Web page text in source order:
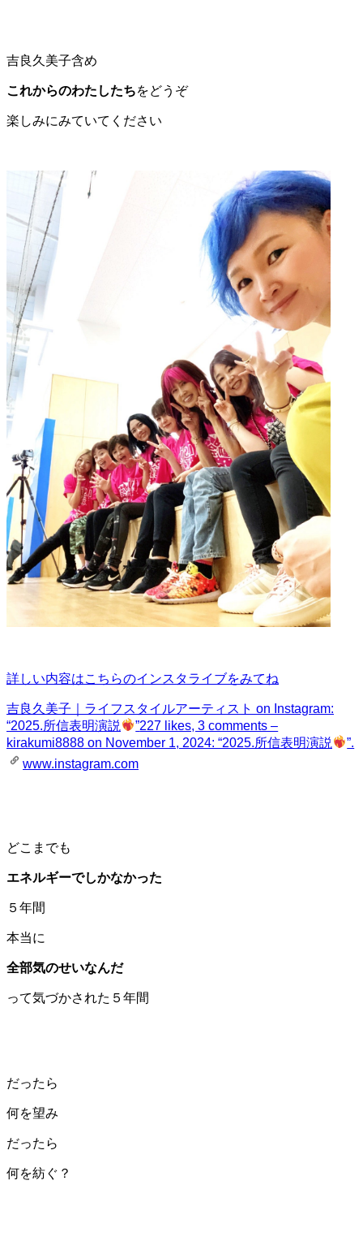
吉良久美子含め
これからのわたしたちをどうぞ
楽しみにみていてください
詳しい内容はこちらのインスタライブをみてね
吉良久美子｜ライフスタイルアーティスト on Instagram:
“2025.所信表明演説
”227 likes, 3 comments –
kirakumi8888 on November 1, 2024: “2025.所信表明演説
”.
www.instagram.com
どこまでも
エネルギーでしかなかった
５年間
本当に
全部気のせいなんだ
って気づかされた５年間
だったら
何を望み
だったら
何を紡ぐ？